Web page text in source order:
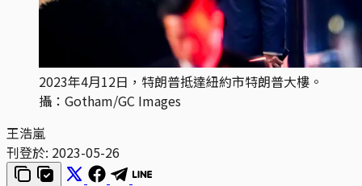
2023年4月12日，特朗普抵達紐約市特朗普大樓。
攝：Gotham/GC Images
王浩嵐
刊登於: 2023-05-26